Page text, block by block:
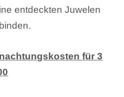
entdeckten Juwelen
für 3